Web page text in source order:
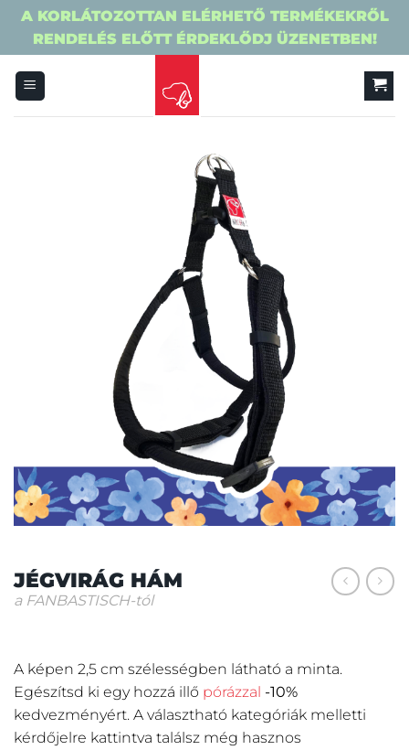
A KORLÁTOZOTTAN ELÉRHETŐ TERMÉKEKRŐL
RENDELÉS ELŐTT ÉRDEKLŐDJ ÜZENETBEN!
JÉGVIRÁG HÁM
a FANBASTISCH-tól
A képen 2,5 cm szélességben látható a minta.
Egészítsd ki egy hozzá illő pórázzal -10%
kedvezményért. A választható kategóriák melletti
kérdőjelre kattintva találsz még hasznos